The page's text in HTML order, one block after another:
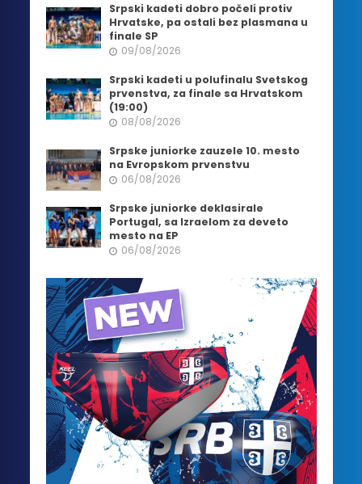
Srpski kadeti dobro počeli protiv
Hrvatske, pa ostali bez plasmana u
finale SP
09/08/2026
Srpski kadeti u polufinalu Svetskog
prvenstva, za finale sa Hrvatskom
(19:00)
08/08/2026
Srpske juniorke zauzele 10. mesto
na Evropskom prvenstvu
06/08/2026
Srpske juniorke deklasirale
Portugal, sa Izraelom za deveto
mesto na EP
06/08/2026